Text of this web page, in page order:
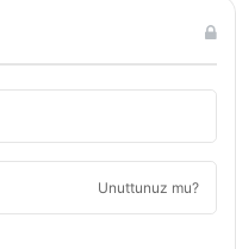
Unuttunuz mu?